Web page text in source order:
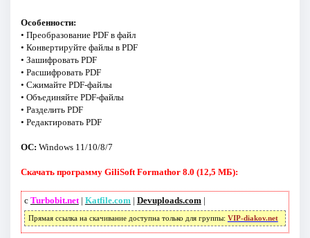
Особенности:
• Преобразование PDF в файл
• Конвертируйте файлы в PDF
• Зашифровать PDF
• Расшифровать PDF
• Сжимайте PDF-файлы
• Объединяйте PDF-файлы
• Разделить PDF
• Редактировать PDF
ОС: Windows 11/10/8/7
Скачать программу GiliSoft Formathor 8.0 (12,5 МБ):
с Turbobit.net| Katfile.com| Devuploads.com|
Прямая ссылка на скачивание доступна только для группы: VIP-diakov.net